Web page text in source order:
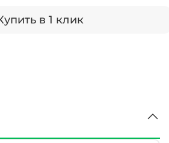
в 1 клик